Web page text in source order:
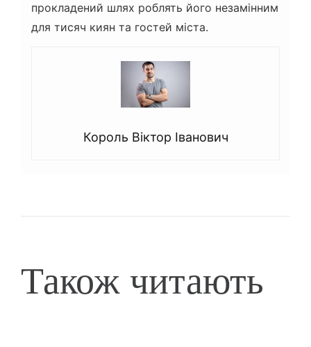
прокладений шлях роблять його незамінним
для тисяч киян та гостей міста.
Король Віктор Іванович
Також читають